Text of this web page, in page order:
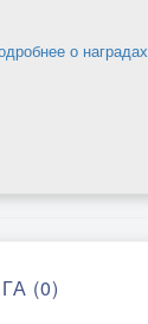
о наградах
(0)